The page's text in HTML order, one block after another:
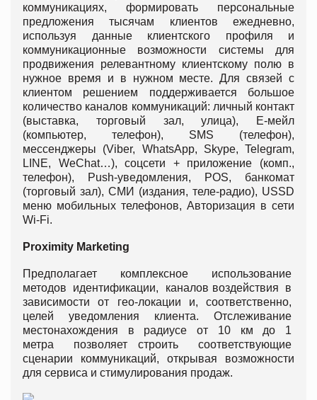
коммуникациях, формировать персональные
предложения тысячам клиентов ежедневно,
используя данные клиентского профиля и
коммуникационные возможности системы для
продвижения релевантному клиентскому полю в
нужное время и в нужном месте. Для связей с
клиентом решением поддерживается большое
количество каналов коммуникаций: личный контакт
(выставка, торговый зал, улица), Е-мейл
(компьютер, телефон), SMS (телефон),
мессенджеры (Viber, WhatsApp, Skype, Telegram,
LINE, WeChat…), соцсети + приложение (комп.,
телефон), Push-уведомления, POS, банкомат
(торговый зал), СМИ (издания, теле-радио), USSD
меню мобильных телефонов, Авторизация в сети
Wi-Fi.
Proximity Marketing
Предполагает комплексное использование
методов идентификации, каналов воздействия в
зависимости от гео-локации и, соответственно,
целей уведомления клиента. Отслеживание
местонахождения в радиусе от 10 км до 1
метра позволяет строить соответствующие
сценарии коммуникаций, открывая возможности
для сервиса и стимулирования продаж.